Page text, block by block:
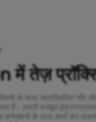
में तेज़
हैं। हमारी मजबूत
के साथ कार्य कर सकते